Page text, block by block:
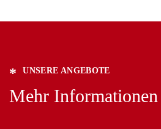
UNSERE ANGEBOTE
Mehr Informationen